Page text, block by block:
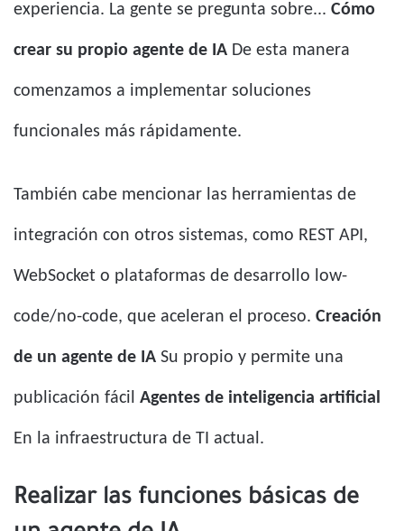
experiencia. La gente se pregunta sobre... Cómo
crear su propio agente de IA De esta manera
comenzamos a implementar soluciones
funcionales más rápidamente.
También cabe mencionar las herramientas de
integración con otros sistemas, como REST API,
WebSocket o plataformas de desarrollo low-
code/no-code, que aceleran el proceso. Creación
de un agente de IA Su propio y permite una
publicación fácil Agentes de inteligencia artificial
En la infraestructura de TI actual.
Realizar las funciones básicas de